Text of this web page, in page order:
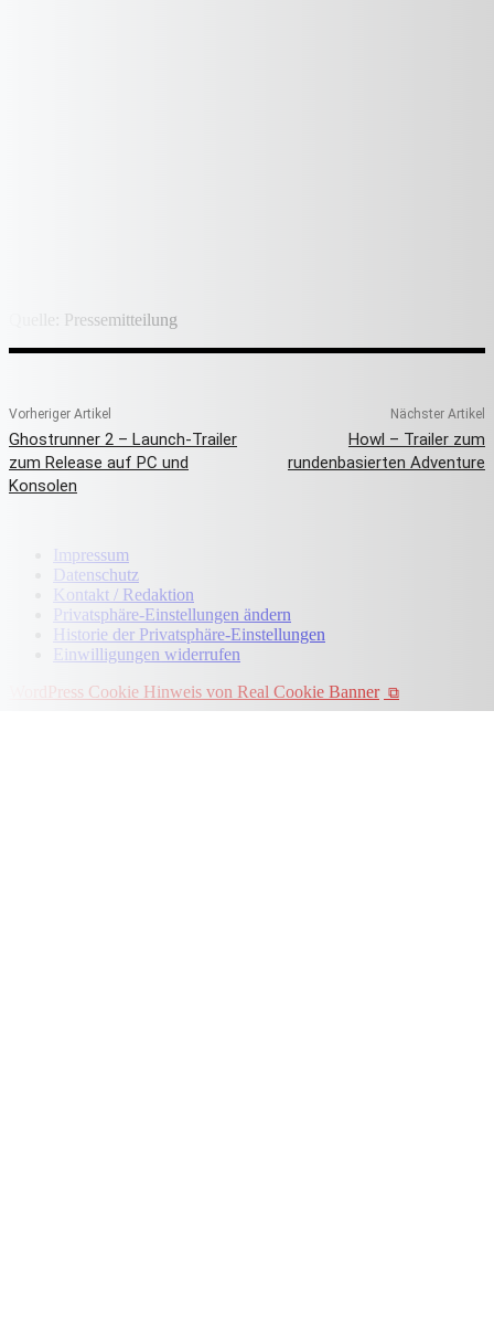
Quelle: Pressemitteilung
Vorheriger Artikel
Ghostrunner 2 – Launch-Trailer
zum Release auf PC und
Konsolen
Nächster Artikel
Howl – Trailer zum
rundenbasierten Adventure
Impressum
Datenschutz
Kontakt / Redaktion
Privatsphäre-Einstellungen ändern
Historie der Privatsphäre-Einstellungen
Einwilligungen widerrufen
WordPress Cookie Hinweis von Real Cookie Banner